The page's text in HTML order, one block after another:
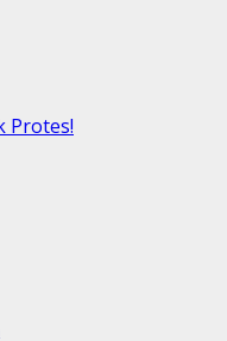
Protes!